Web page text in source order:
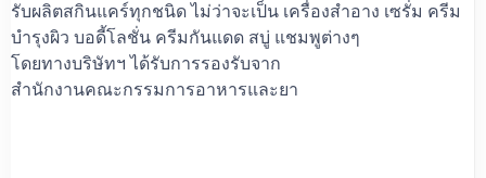
รับผลิตสกินแคร์ทุกชนิด ไม่ว่าจะเป็น เครื่องสำอาง เซรั่ม ครีม
บำรุงผิว บอดี้โลชั่น ครีมกันแดด สบู่ แชมพูต่างๆ
โดยทางบริษัทฯ ได้รับการรองรับจาก
สำนักงานคณะกรรมการอาหารและยา